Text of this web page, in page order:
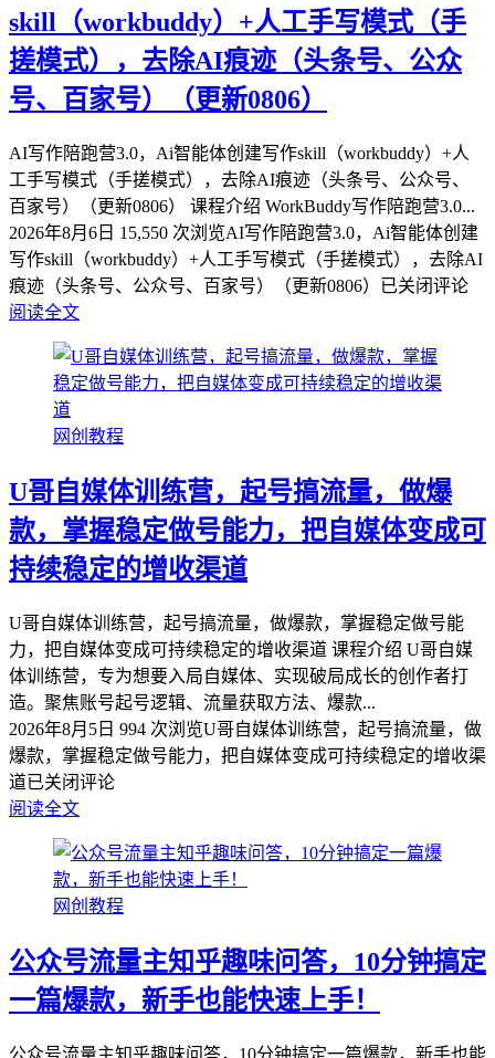
skill（workbuddy）+人工手写模式（手
搓模式），去除AI痕迹（头条号、公众
号、百家号）（更新0806）
AI写作陪跑营3.0，Ai智能体创建写作skill（workbuddy）+人
工手写模式（手搓模式），去除AI痕迹（头条号、公众号、
百家号）（更新0806） 课程介绍 WorkBuddy写作陪跑营3.0...
2026年8月6日 15,550 次浏览AI写作陪跑营3.0，Ai智能体创建
写作skill（workbuddy）+人工手写模式（手搓模式），去除AI
痕迹（头条号、公众号、百家号）（更新0806） 已关闭评论
阅读全文
网创教程
U哥自媒体训练营，起号搞流量，做爆
款，掌握稳定做号能力，把自媒体变成可
持续稳定的增收渠道
U哥自媒体训练营，起号搞流量，做爆款，掌握稳定做号能
力，把自媒体变成可持续稳定的增收渠道 课程介绍 U哥自媒
体训练营，专为想要入局自媒体、实现破局成长的创作者打
造。聚焦账号起号逻辑、流量获取方法、爆款...
2026年8月5日 994 次浏览U哥自媒体训练营，起号搞流量，做
爆款，掌握稳定做号能力，把自媒体变成可持续稳定的增收渠
道已关闭评论
阅读全文
网创教程
公众号流量主知乎趣味问答，10分钟搞定
一篇爆款，新手也能快速上手！
公众号流量主知乎趣味问答，10分钟搞定一篇爆款，新手也能